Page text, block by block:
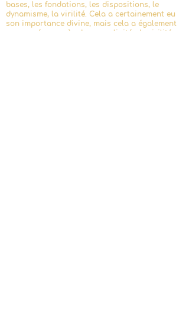
bases, les fondations, les dispositions, le
dynamisme, la virilité. Cela a certainement eu
son importance divine, mais cela a également
provoqué un excès
de masculinité, de virilité,